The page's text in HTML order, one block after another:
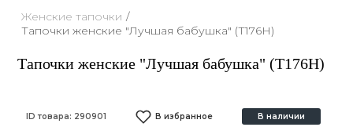
Женские тапочки /
Тапочки женские "Лучшая бабушка" (Т176Н)
Тапочки женские "Лучшая бабушка" (Т176Н)
ID товара: 290901 В избранное В наличии